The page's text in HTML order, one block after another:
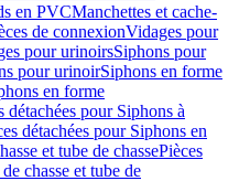
en PVCManchettes et cache-
de connexionVidages pour
pour urinoirsSiphons pour
pour urinoirSiphons en forme
en forme
détachées pour Siphons à
détachées pour Siphons en
et tube de chassePièces
chasse et tube de